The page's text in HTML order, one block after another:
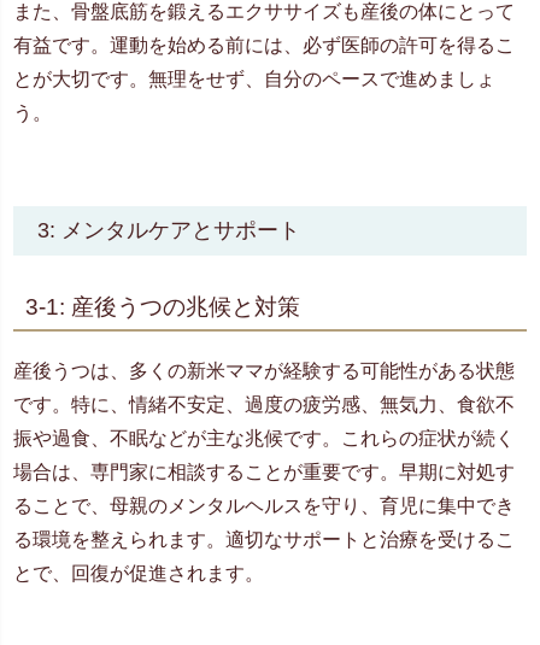
また、骨盤底筋を鍛えるエクササイズも産後の体にとって
有益です。運動を始める前には、必ず医師の許可を得るこ
とが大切です。無理をせず、自分のペースで進めましょ
う。
3: メンタルケアとサポート
3-1: 産後うつの兆候と対策
産後うつは、多くの新米ママが経験する可能性がある状態
です。特に、情緒不安定、過度の疲労感、無気力、食欲不
振や過食、不眠などが主な兆候です。これらの症状が続く
場合は、専門家に相談することが重要です。早期に対処す
ることで、母親のメンタルヘルスを守り、育児に集中でき
る環境を整えられます。適切なサポートと治療を受けるこ
とで、回復が促進されます。